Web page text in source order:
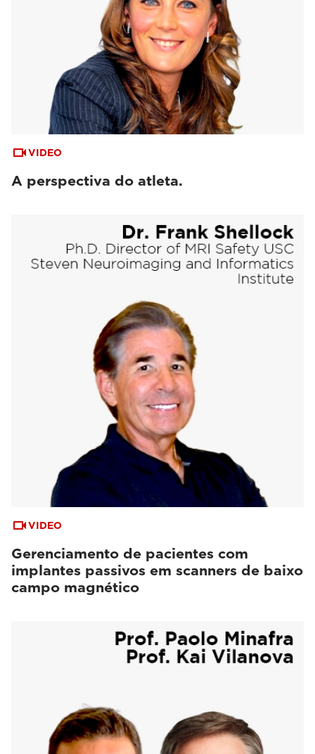
VIDEO
A perspectiva do atleta.
VIDEO
Gerenciamento de pacientes com
implantes passivos em scanners de baixo
campo magnético